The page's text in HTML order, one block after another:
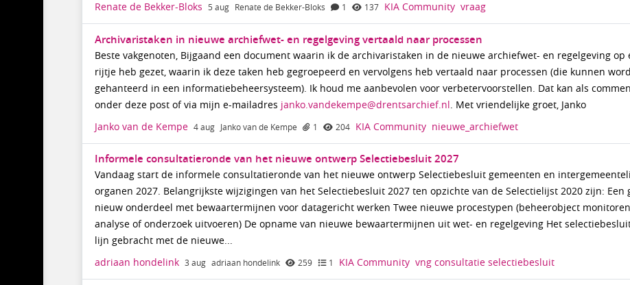
Renate de Bekker-Bloks 5 aug Renate de Bekker-Bloks 1 137 KIA Community vraag
Archivaristaken in nieuwe archiefwet- en regelgeving vertaald naar processen
Beste vakgenoten, Bijgaand een document waarin ik de archivaristaken in de nieuwe archiefwet- en regelgeving op
rijtje heb gezet, waarin ik deze taken heb gegroepeerd en vervolgens heb vertaald naar processen (die kunnen
gehanteerd in een informatiebeheersysteem). Ik houd me aanbevolen voor verbetervoorstellen. Dat kan als
onder deze post of via mijn e-mailadres janko.vandekempe@drentsarchief.nl . Met vriendelijke groet, Janko
Janko van de Kempe 4 aug Janko van de Kempe 1 204 KIA Community nieuwe_archiefwet
Informele consultatieronde van het nieuwe ontwerp Selectiebesluit 2027
Vandaag start de informele consultatieronde van het nieuwe ontwerp Selectiebesluit gemeenten en
organen 2027. Belangrijkste wijzigingen van het Selectiebesluit 2027 ten opzichte van de Selectielijst 2020 zijn: Een
nieuw onderdeel met bewaartermijnen voor datagericht werken Twee nieuwe procestypen (beheerobject
analyse of onderzoek uitvoeren) De opname van nieuwe bewaartermijnen uit wet- en regelgeving Het
lijn gebracht met de nieuwe...
adriaan hondelink 3 aug adriaan hondelink 259 1 KIA Community vng consultatie selectiebesluit